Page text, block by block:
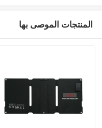
المنتجات الموصى بها